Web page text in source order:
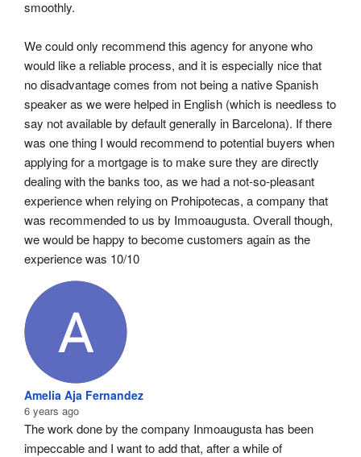
smoothly.
We could only recommend this agency for anyone who
would like a reliable process, and it is especially nice that
no disadvantage comes from not being a native Spanish
speaker as we were helped in English (which is needless to
say not available by default generally in Barcelona). If there
was one thing I would recommend to potential buyers when
applying for a mortgage is to make sure they are directly
dealing with the banks too, as we had a not-so-pleasant
experience when relying on Prohipotecas, a company that
was recommended to us by Immoaugusta. Overall though,
we would be happy to become customers again as the
experience was 10/10
Amelia Aja Fernandez
6 years ago
The work done by the company Inmoaugusta has been
impeccable and I want to add that, after a while of